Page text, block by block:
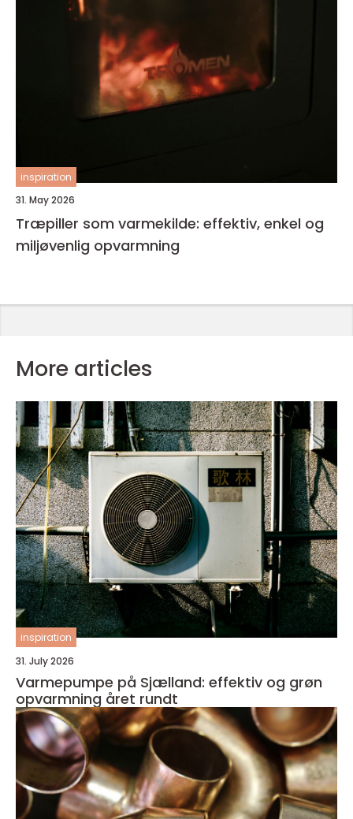
inspiration
31. May 2026
Træpiller som varmekilde: effektiv, enkel og
miljøvenlig opvarmning
More articles
inspiration
31. July 2026
Varmepumpe på Sjælland: effektiv og grøn
opvarmning året rundt